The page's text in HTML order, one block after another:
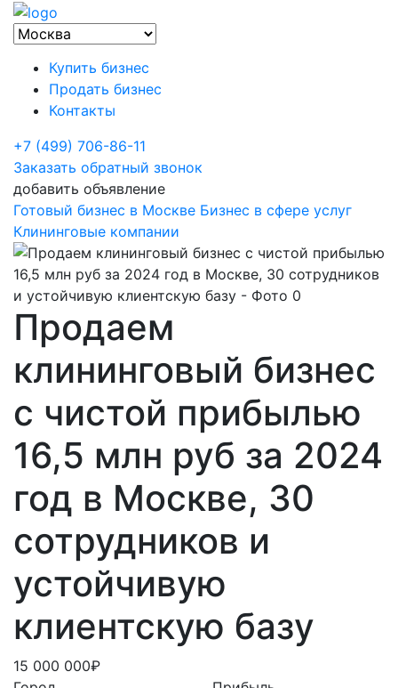
Купить бизнес
Продать бизнес
Контакты
+7 (499) 706-86-11
Заказать обратный звонок
добавить объявление
Готовый бизнес в Москве Бизнес в сфере услуг
Клининговые компании
Продаем
клининговый бизнес
с чистой прибылью
16,5 млн руб за 2024
год в Москве, 30
сотрудников и
устойчивую
клиентскую базу
15 000 000₽